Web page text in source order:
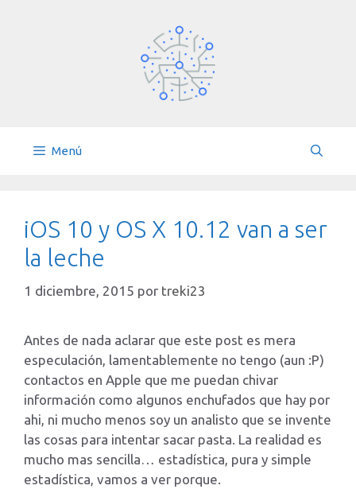
Menú
iOS 10 y OS X 10.12 van a ser
la leche
1 diciembre, 2015 por treki23
Antes de nada aclarar que este post es mera
especulación, lamentablemente no tengo (aun :P)
contactos en Apple que me puedan chivar
información como algunos enchufados que hay por
ahi, ni mucho menos soy un analisto que se invente
las cosas para intentar sacar pasta. La realidad es
mucho mas sencilla… estadística, pura y simple
estadística, vamos a ver porque.